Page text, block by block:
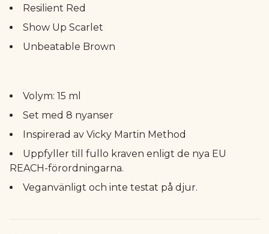
Resilient Red
Show Up Scarlet
Unbeatable Brown
Volym: 15 ml
Set med 8 nyanser
Inspirerad av Vicky Martin Method
Uppfyller till fullo kraven enligt de nya EU
REACH-förordningarna.
Veganvänligt och inte testat på djur.